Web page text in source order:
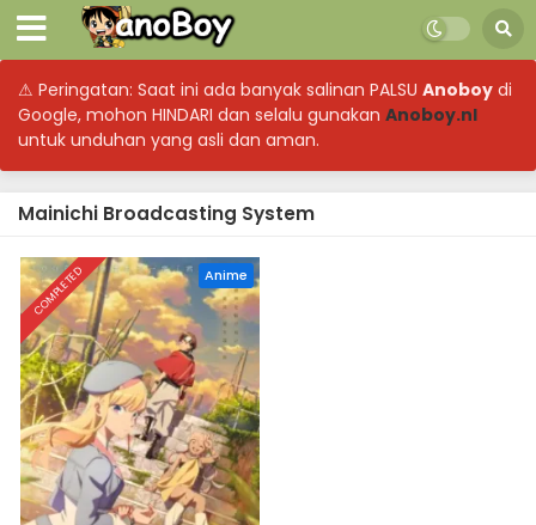
⚠ Peringatan: Saat ini ada banyak salinan PALSU Anoboy di
Google, mohon HINDARI dan selalu gunakan Anoboy.nl
untuk unduhan yang asli dan aman.
Mainichi Broadcasting System
COMPLETED Anime